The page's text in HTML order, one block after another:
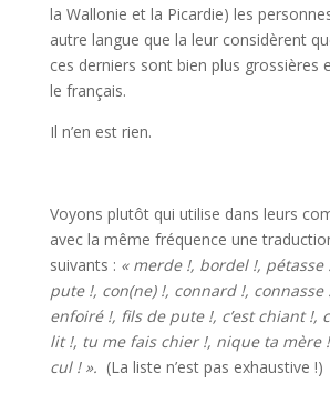
la Wallonie et la Picardie) les
autre langue que la leur considèrent
ces derniers sont bien plus grossières
le français.
Il n’en est rien.
Voyons plutôt qui utilise dans leurs
avec la même fréquence une
suivants : « merde !, bordel !, pétasse
pute !, con(ne) !, connard !, connasse
enfoiré !, fils de pute !, c’est chiant !,
lit !, tu me fais chier !, nique ta mère
cul ! ». (La liste n’est pas exhaustive !)